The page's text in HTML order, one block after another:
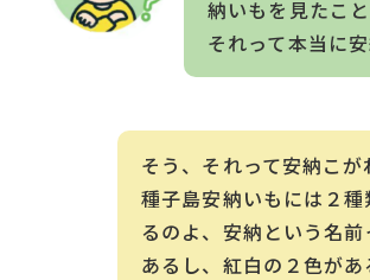
納いもを見たこ
それって本当に
そう、それって安納こが
種子島安納いもには２
るのよ、安納という名
あるし、紅白の２色が